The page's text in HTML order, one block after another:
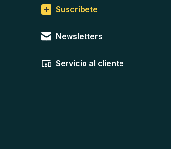
Suscríbete
Newsletters
Servicio al cliente